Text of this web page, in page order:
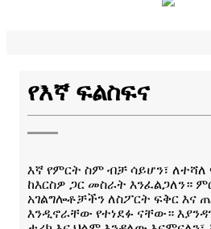
የእኛ ፍልስፍና
እኛ የምርት ስም ብቻ ሳይሆን፣
ከእርስዎ ጋር መስራት እንፈልጋለን።
አገልግሎቶቻችን ለስፖርት ፍቅር እና
እንዲኖራቸው የተነደፉ ናቸው።